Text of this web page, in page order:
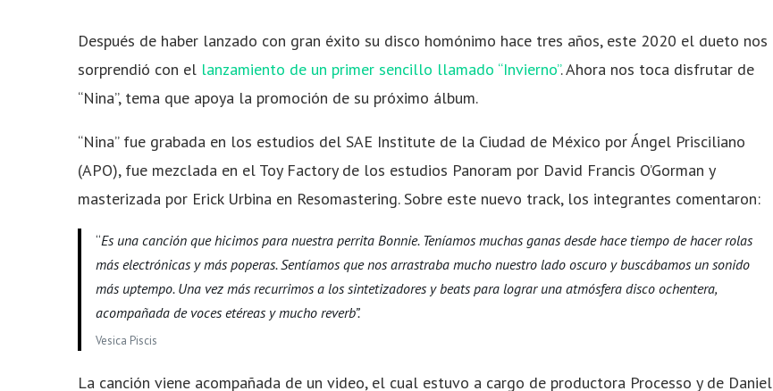
Después de haber lanzado con gran éxito su disco homónimo hace tres años, este 2020 el dueto nos
sorprendió con el lanzamiento de un primer sencillo llamado “Invierno”. Ahora nos toca disfrutar de
“Nina”, tema que apoya la promoción de su próximo álbum.
“Nina” fue grabada en los estudios del SAE Institute de la Ciudad de México por Ángel Prisciliano
(APO), fue mezclada en el Toy Factory de los estudios Panoram por David Francis O’Gorman y
masterizada por Erick Urbina en Resomastering. Sobre este nuevo track, los integrantes comentaron:
“Es una canción que hicimos para nuestra perrita Bonnie. Teníamos muchas ganas desde hace tiempo de hacer rolas
más electrónicas y más poperas. Sentíamos que nos arrastraba mucho nuestro lado oscuro y buscábamos un sonido
más uptempo. Una vez más recurrimos a los sintetizadores y beats para lograr una atmósfera disco ochentera,
acompañada de voces etéreas y mucho reverb”.
Vesica Piscis
La canción viene acompañada de un video, el cual estuvo a cargo de productora Processo y de Daniel